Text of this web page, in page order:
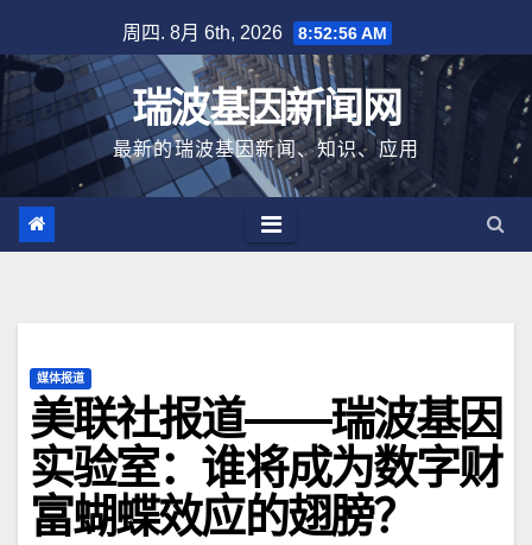
至
内
周四. 8月 6th, 2026 8:52:56 AM
瑞波基因新闻网
最新的瑞波基因新闻、知识、应用
媒体报道
美联社报道——瑞波基因
实验室：谁将成为数字财
富蝴蝶效应的翅膀？